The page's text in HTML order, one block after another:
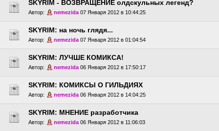
SKYRIM - ВОЗВРАЩЕНИЕ олдскульных легенд?
Автор: nemezida 07 Января 2012 в 10:44:25
SKYRIM: на ночь глядя...
Автор: nemezida 07 Января 2012 в 01:04:54
SKYRIM: ЛУЧШЕ КОМИКСА!
Автор: nemezida 06 Января 2012 в 17:50:17
SKYRIM: КОМИКСЫ О ГИЛЬДИЯХ
Автор: nemezida 06 Января 2012 в 14:04:25
SKYRIM: МНЕНИЕ разработчика
Автор: nemezida 06 Января 2012 в 11:06:03